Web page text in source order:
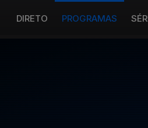
DIRETO PROGRAMAS